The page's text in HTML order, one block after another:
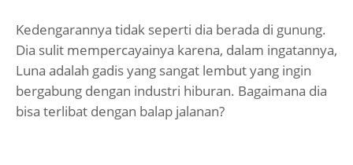
Kedengarannya tidak seperti dia berada di gunung.
Dia sulit mempercayainya karena, dalam ingatannya,
Luna adalah gadis yang sangat lembut yang ingin
bergabung dengan industri hiburan. Bagaimana dia
bisa terlibat dengan balap jalanan?